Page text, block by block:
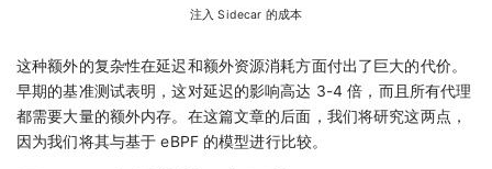
注入 Sidecar 的成本
这种额外的复杂性在延迟和额外资源消耗方面付出了巨大的代价。
早期的基准测试表明，这对延迟的影响高达 3-4 倍，而且所有代理
都需要大量的额外内存。在这篇文章的后面，我们将研究这两点，
因为我们将其与基于 eBPF 的模型进行比较。